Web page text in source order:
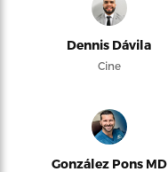
Dennis Dávila
Cine
González Pons MD